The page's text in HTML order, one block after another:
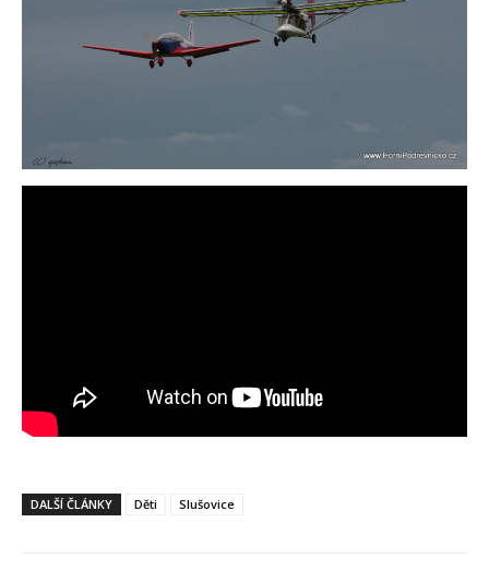
DALŠÍ ČLÁNKY Děti Slušovice